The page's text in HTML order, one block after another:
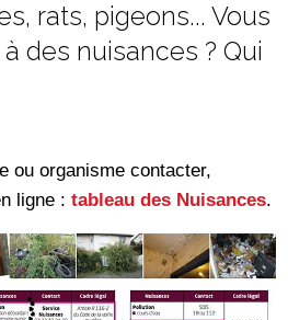
rats, pigeons... Vous
des nuisances ? Qui
ou organisme contacter,
ligne :tableau des Nuisances.